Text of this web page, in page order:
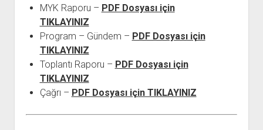
MYK Raporu – PDF Dosyası için
TIKLAYINIZ
Program – Gündem – PDF Dosyası için
TIKLAYINIZ
Toplantı Raporu – PDF Dosyası için
TIKLAYINIZ
Çağrı – PDF Dosyası için TIKLAYINIZ